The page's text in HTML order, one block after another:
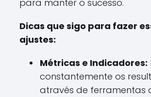
para manter o sucesso.
Dicas que sigo para fazer
ajustes:
Métricas e Indicadores:
constantemente os
através de ferramentas